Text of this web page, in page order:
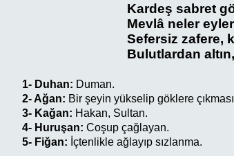
Kardeş sabret
Mevlâ neler
Sefersiz zafere,
Bulutlardan
1- Duhan: Duman.
2- Ağan: Bir şeyin yükselip göklere
3- Kağan: Hakan, Sultan.
4- Huruşan:Coşup çağlayan.
5- Fiğan: İçtenlikle ağlayıp sızlanma.